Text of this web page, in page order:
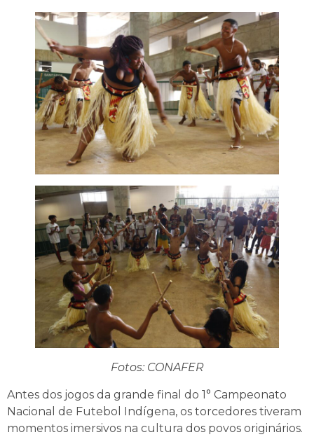
Fotos: CONAFER
Antes dos jogos da grande final do 1° Campeonato
Nacional de Futebol Indígena, os torcedores tiveram
momentos imersivos na cultura dos povos originários.